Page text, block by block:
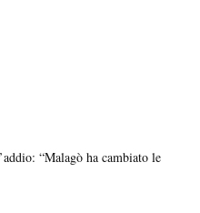
“Malagò ha cambiato le